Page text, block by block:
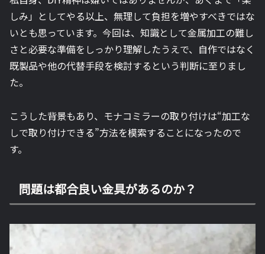
しみ」としてやる以上、無理して負担を増やすべきではな
いとも思っています。今回は、知識として金属加工の難し
さと必要な準備をしっかり理解したうえで、自作ではなく
既製品や他の代替手段を検討するという判断に至りまし
た。
こうした背景もあり、モナコミラーの取り付けは“加工な
しで取り付けできる”方法を模索することになったので
す。
問題は都合良い金具があるのか？